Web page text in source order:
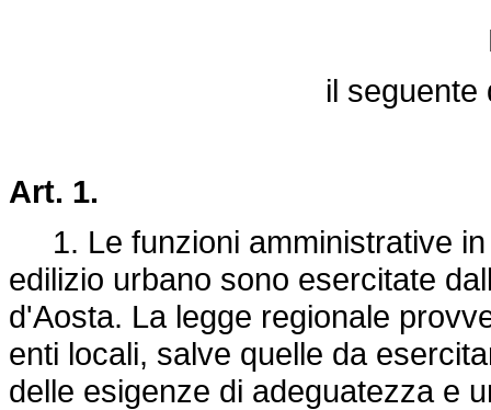
il seguente
Art. 1.
1. Le funzioni amministrative in
edilizio urbano sono esercitate
d'Aosta. La legge regionale
enti locali, salve quelle da
delle esigenze di adeguatezza e